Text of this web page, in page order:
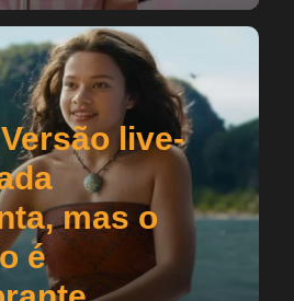
live-
mas o
é